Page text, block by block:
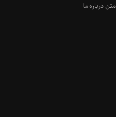
متن درباره ما